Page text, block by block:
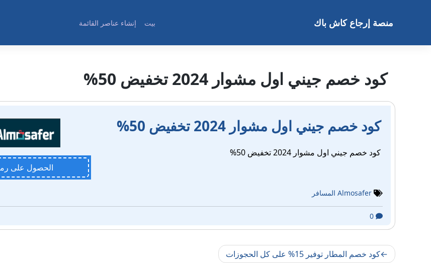
منصة إرجاع كاش باك بيت إنشاء عناصر القائمة
كود خصم جيني اول مشوار 2024 تخفيض 50%
كود خصم جيني اول مشوار 2024 تخفيض 50%
كود خصم جيني اول مشوار 2024 تخفيض 50%
الحصول على
Almosafer المسافر
تصفّحكود خصم المطار توفير 15% على كل الحجوزات